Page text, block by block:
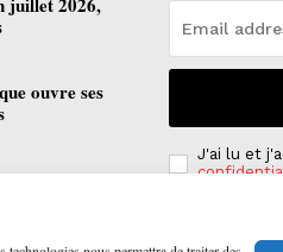
ouvre ses
J'ai lu et